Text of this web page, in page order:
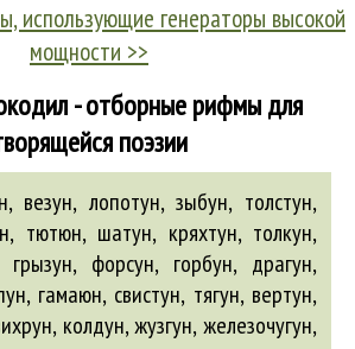
использующие генераторы высокой
мощности >>
- отборные рифмы для
поэзии
везун, лопотун, зыбун, толстун,
тютюн, шатун, кряхтун, толкун,
форсун, горбун, драгун,
гамаюн, свистун, тягун, вертун,
колдун, жузгун, железочугун,